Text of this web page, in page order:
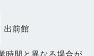
出前館
時間と異なる場合が